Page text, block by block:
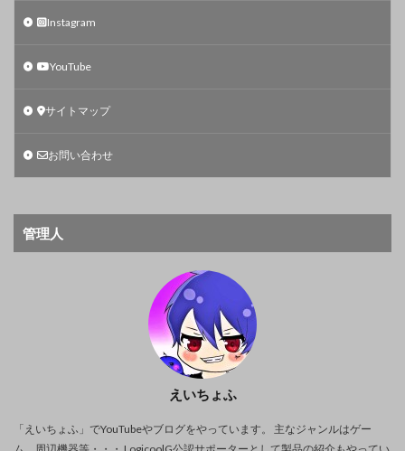
Instagram
YouTube
サイトマップ
お問い合わせ
管理人
えいちょふ
「えいちょふ」でYouTubeやブログをやっています。 主なジャンルはゲー